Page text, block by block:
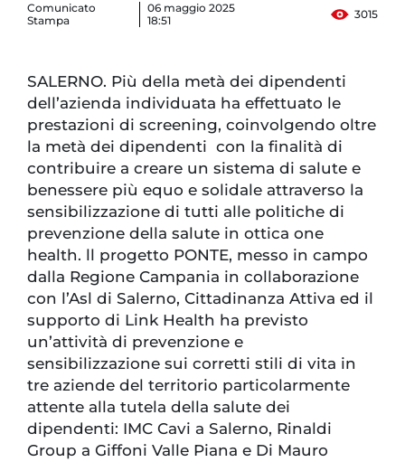
Comunicato
Stampa
06 maggio 2025
18:51
3015
SALERNO. Più della metà dei dipendenti
dell’azienda individuata ha effettuato le
prestazioni di screening, coinvolgendo oltre
la metà dei dipendenti con la finalità di
contribuire a creare un sistema di salute e
benessere più equo e solidale attraverso la
sensibilizzazione di tutti alle politiche di
prevenzione della salute in ottica one
health. ll progetto PONTE, messo in campo
dalla Regione Campania in collaborazione
con l’Asl di Salerno, Cittadinanza Attiva ed il
supporto di Link Health ha previsto
un’attività di prevenzione e
sensibilizzazione sui corretti stili di vita in
tre aziende del territorio particolarmente
attente alla tutela della salute dei
dipendenti: IMC Cavi a Salerno, Rinaldi
Group a Giffoni Valle Piana e Di Mauro